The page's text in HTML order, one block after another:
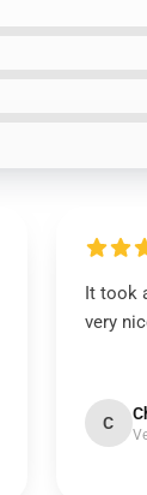
It took
very
C